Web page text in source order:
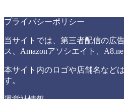
プライバシーポリシー
当サイトでは、第三者配信の広
ス、Amazonアソシエイト、
本サイト内のロゴや店舗名など
す。